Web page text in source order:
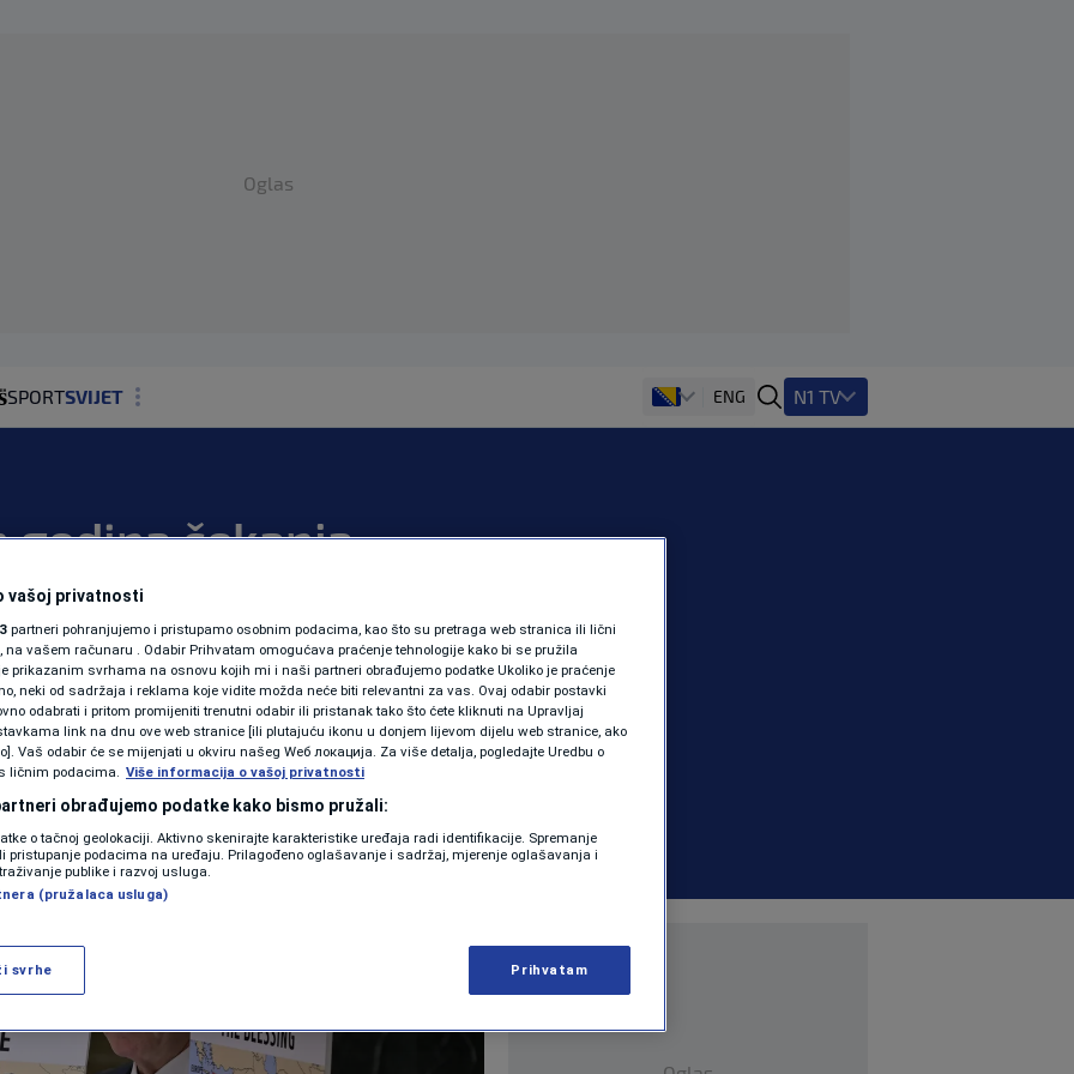
Oglas
SPORTSVIJET
SHOWBIZ
PODCAST
N1 SPECIJAL
FENOMENI
NEISTRAŽENO
VIRALNO
VIDEO
ENG N1 TV
godina čekanja,
napao Iran
10:49 | SVIJET | 0 komentara
Više
vašoj privatnosti
partneri pohranjujemo i pristupamo osobnim podacima, kao što su pretraga web stranica ili lični
na vašem računaru . Odabir Prihvatam omogućava praćenje tehnologije kako bi se pružila
prikazanim svrhama na osnovu kojih mi i naši partneri obrađujemo podatke Ukoliko je praćenje
neki od sadržaja i reklama koje vidite možda neće biti relevantni za vas. Ovaj odabir postavki
odabrati i pritom promijeniti trenutni odabir ili pristanak tako što ćete kliknuti na Upravljaj
link na dnu ove web stranice [ili plutajuću ikonu u donjem lijevom dijelu web stranice, ako
Vaš odabir će se mijenjati u okviru našeg Wеб локација. Za više detalja, pogledajte Uredbu o
ličnim podacima. Više informacija o vašoj privatnosti
obrađujemo podatke kako bismo pružali:
o tačnoj geolokaciji. Aktivno skenirajte karakteristike uređaja radi identifikacije. Spremanje
pristupanje podacima na uređaju. Prilagođeno oglašavanje i sadržaj, mjerenje oglašavanja i
publike i razvoj usluga.
(pružalaca usluga)
svrhe Prihvatam